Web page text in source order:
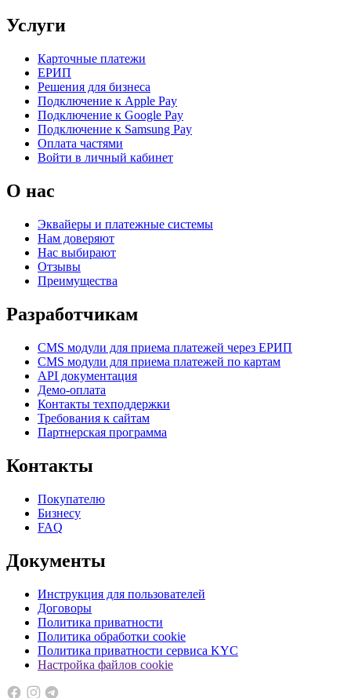
Услуги
Карточные платежи
ЕРИП
Решения для бизнеса
Подключение к Apple Pay
Подключение к Google Pay
Подключение к Samsung Pay
Оплата частями
Войти в личный кабинет
О нас
Эквайеры и платежные системы
Нам доверяют
Нас выбирают
Отзывы
Преимущества
Разработчикам
CMS модули для приема платежей через ЕРИП
CMS модули для приема платежей по картам
API документация
Демо-оплата
Контакты техподдержки
Требования к сайтам
Партнерская программа
Контакты
Покупателю
Бизнесу
FAQ
Документы
Инструкция для пользователей
Договоры
Политика приватности
Политика обработки cookie
Политика приватности сервиса KYC
Настройка файлов cookie